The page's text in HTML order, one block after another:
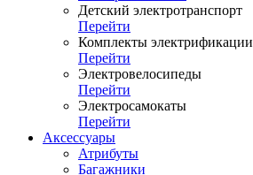
Детский электротранспорт
Перейти
Комплекты электрификации
Перейти
Электровелосипеды
Перейти
Электросамокаты
Перейти
Аксессуары
Атрибуты
Багажники